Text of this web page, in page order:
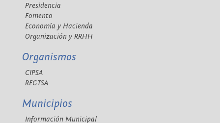
Presidencia
Fomento
Economía y Hacienda
Organización y RRHH
Organismos
CIPSA
REGTSA
Municipios
Información Municipal